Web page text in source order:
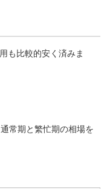
も比較的安く済みま
常期と繁忙期の相場を